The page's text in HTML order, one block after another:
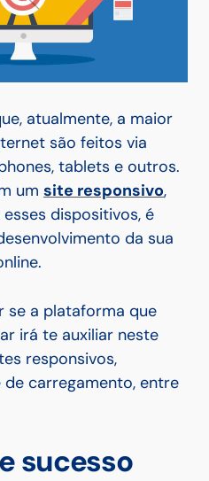
atualmente, a maior
são feitos via
tablets e outros.
um site responsivo,
dispositivos, é
da sua
se a plataforma que
irá te auxiliar neste
responsivos,
carregamento, entre
sucesso